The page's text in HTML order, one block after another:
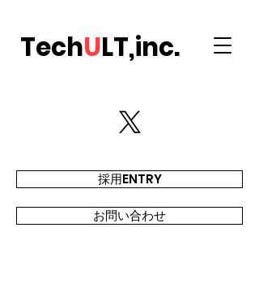
TechULT,inc.
採用ENTRY
お問い合わせ